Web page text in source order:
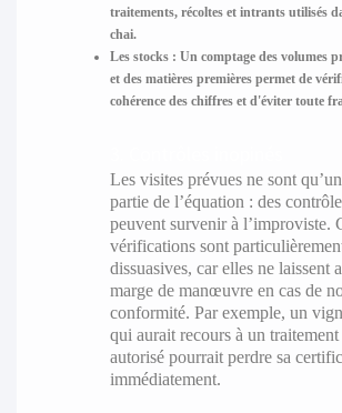
traitements, récoltes et intrants utilisés
chai.
Les stocks : Un comptage des volumes
et des matières premières permet de
cohérence des chiffres et d'éviter toute
Les visites prévues ne sont
partie de l’équation : des
peuvent survenir à l’improviste.
vérifications sont
dissuasives, car elles ne laissent
marge de manœuvre en cas de
conformité. Par exemple, un
qui aurait recours à un traitement
autorisé pourrait perdre sa
immédiatement.